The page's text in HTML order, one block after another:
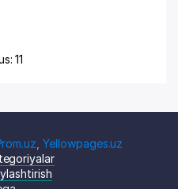
11
,Yellowpages.uz